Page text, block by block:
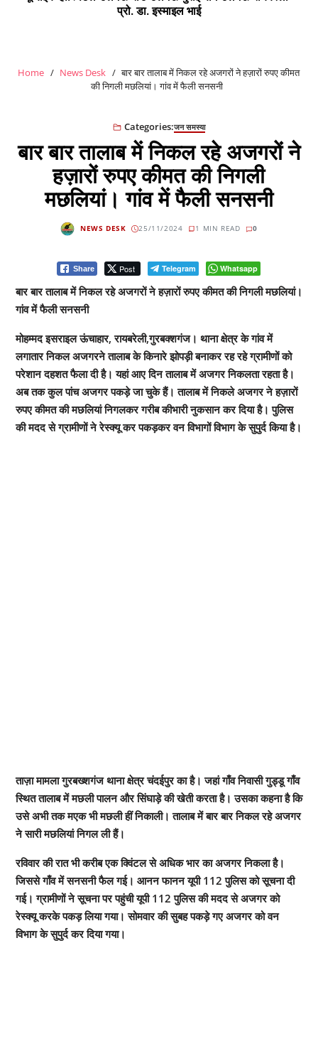
प्रो. डा. इस्माइल भाई
Home News Desk
बार बार तालाब में निकल रहे अजगरों ने हज़ारों रुपए कीमत
की निगली मछलियां। गांव में फैली सनसनी
Categories:जन समस्या
बार बार तालाब में निकल रहे अजगरों ने
हज़ारों रुपए कीमत की निगली
मछलियां। गांव में फैली सनसनी
NEWS DESK 25/11/2024 1 MIN READ 0
Share Post Telegram Whatsapp
बार बार तालाब में निकल रहे अजगरों ने हज़ारों रुपए कीमत की निगली मछलियां।
गांव में फैली सनसनी
मोहम्मद इसराइल ऊंचाहार, रायबरेली,गुरबक्शगंज। थाना क्षेत्र के गांव में
लगातार निकल अजगरने तालाब के किनारे झोपड़ी बनाकर रह रहे ग्रामीणों को
परेशान दहशत फैला दी है। यहां आए दिन तालाब में अजगर निकलता रहता है।
अब तक कुल पांच अजगर पकड़े जा चुके हैं। तालाब में निकले अजगर ने हज़ारों
रुपए कीमत की मछलियां निगलकर गरीब कीभारी नुकसान कर दिया है। पुलिस
की मदद से ग्रामीणों ने रेस्क्यू कर पकड़कर वन विभागों विभाग के सुपुर्द किया है।
ताज़ा मामला गुरबख्शगंज थाना क्षेत्र चंदईपुर का है। जहां गाँव निवासी गुड्डू गाँव
स्थित तालाब में मछली पालन और सिंघाड़े की खेती करता है। उसका कहना है कि
उसे अभी तक मएक भी मछली हीं निकाली। तालाब में बार बार निकल रहे अजगर
ने सारी मछलियां निगल ली हैं।
रविवार की रात भी करीब एक क्विंटल से अधिक भार का अजगर निकला है।
जिससे गाँव में सनसनी फैल गई। आनन फानन यूपी 112 पुलिस को सूचना दी
गई। ग्रामीणों ने सूचना पर पहुंची यूपी 112 पुलिस की मदद से अजगर को
रेस्क्यू करके पकड़ लिया गया। सोमवार की सुबह पकड़े गए अजगर को वन
विभाग के सुपुर्द कर दिया गया।